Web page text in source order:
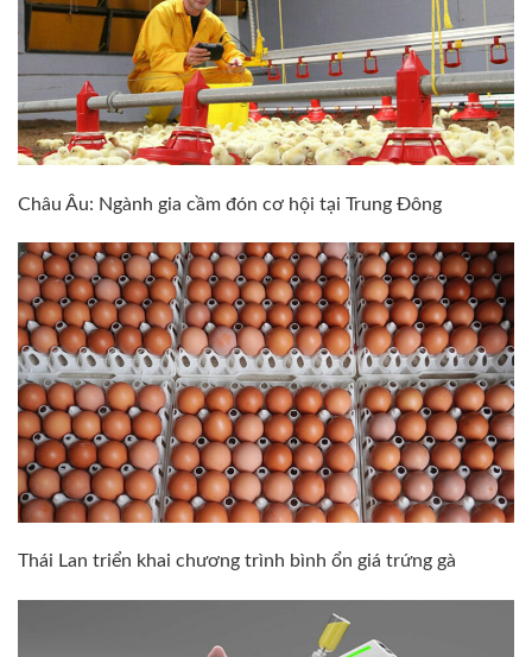
Châu Âu: Ngành gia cầm đón cơ hội tại Trung Đông
Thái Lan triển khai chương trình bình ổn giá trứng gà